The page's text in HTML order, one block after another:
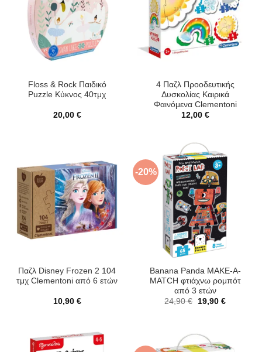
Floss & Rock Παιδικό
Puzzle Κύκνος 40τμχ
20,00 €
4 Παζλ Προοδευτικής
Δυσκολίας Καιρικά
Φαινόμενα Clementoni
12,00 €
Παζλ Disney Frozen 2 104
τμχ Clementoni από 6 ετών
10,90 €
-20%
Banana Panda MAKE-A-
MATCH φτιάχνω ρομπότ
από 3 ετών
24,90€
Original
19,90 €Η